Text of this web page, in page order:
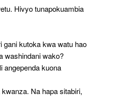
Hivyo tunapokuambia
gani kutoka kwa watu hao
washindani wako?
angependa kuona
Na hapa sitabiri,